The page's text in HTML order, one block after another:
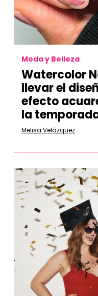
Moda y Belleza
Watercolor
llevar el
efecto
la
Melisa Velázquez